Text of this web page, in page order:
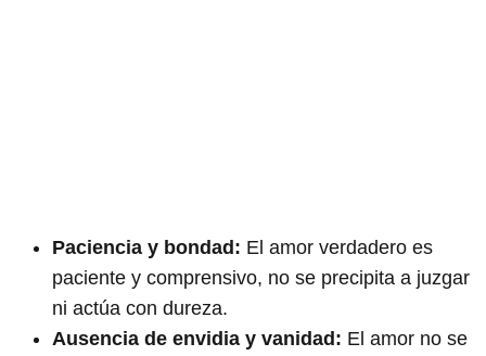
Paciencia y bondad: El amor verdadero es
paciente y comprensivo, no se precipita a juzgar
ni actúa con dureza.
Ausencia de envidia y vanidad: El amor no se